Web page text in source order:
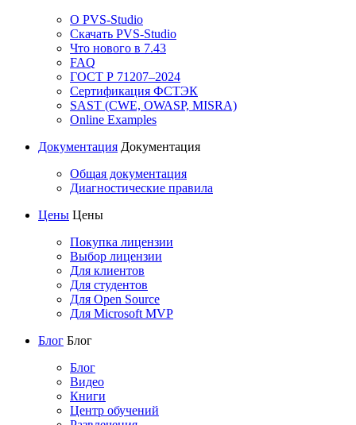
О PVS-Studio
Скачать PVS-Studio
Что нового в 7.43
FAQ
ГОСТ Р 71207–2024
Сертификация ФСТЭК
SAST (CWE, OWASP, MISRA)
Online Examples
Документация Документация
Общая документация
Диагностические правила
Цены Цены
Покупка лицензии
Выбор лицензии
Для клиентов
Для студентов
Для Open Source
Для Microsoft MVP
Блог Блог
Блог
Видео
Книги
Центр обучений